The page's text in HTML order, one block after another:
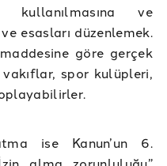
kullanılmasına ve
esasları düzenlemek.
göre gerçek
spor kulüpleri,
ise Kanun’un 6.
alma zorunluluğu”